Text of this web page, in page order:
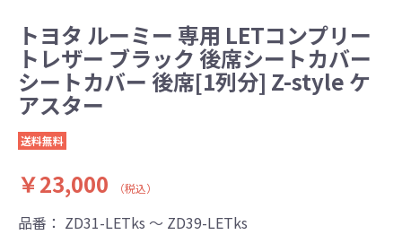
トヨタ ルーミー 専用 LETコンプリー
トレザー ブラック 後席シートカバー
シートカバー 後席[1列分] Z-style ケ
アスター
送料無料
￥23,000 （税込）
品番： ZD31-LETks ～ ZD39-LETks